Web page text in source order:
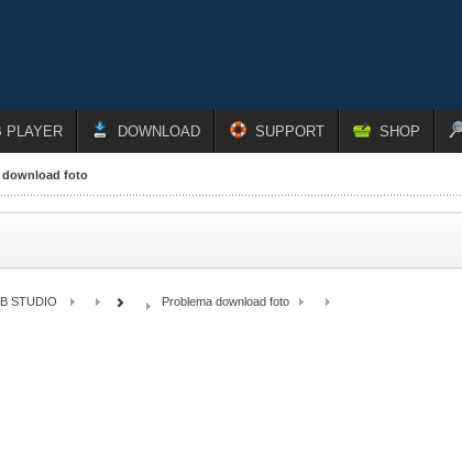
PLAYER DOWNLOAD SUPPORT SHOP
download foto
STUDIO Problema download foto